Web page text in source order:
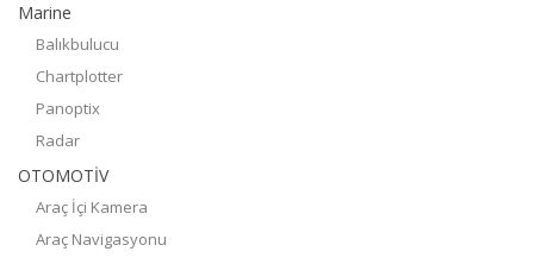
Marine
Balıkbulucu
Chartplotter
Panoptix
Radar
OTOMOTİV
Araç İçi Kamera
Araç Navigasyonu